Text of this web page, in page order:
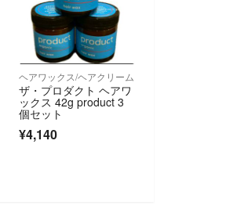
ヘアワックス/ヘアクリーム
ザ・プロダクト ヘアワ
ックス 42g product 3
個セット
¥4,140